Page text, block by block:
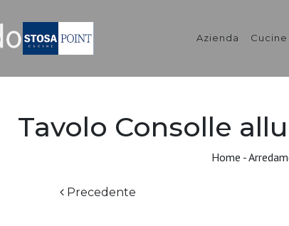
Azienda Cucine
Tavolo Consolle
Home -
Precedente